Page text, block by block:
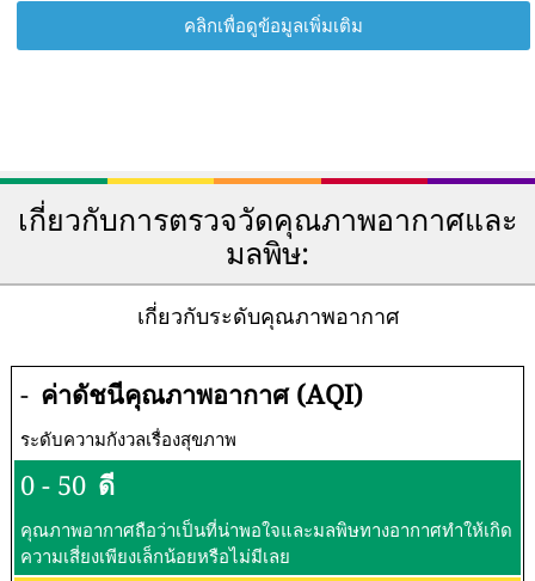
คลิกเพื่อดูข้อมูลเพิ่มเติม
เกี่ยวกับการตรวจวัดคุณภาพอากาศและ
มลพิษ:
เกี่ยวกับระดับคุณภาพอากาศ
- ค่าดัชนีคุณภาพอากาศ (AQI)
ระดับความกังวลเรื่องสุขภาพ
0 - 50 ดี
คุณภาพอากาศถือว่าเป็นที่น่าพอใจและมลพิษทางอากาศทำให้เกิด
ความเสี่ยงเพียงเล็กน้อยหรือไม่มีเลย